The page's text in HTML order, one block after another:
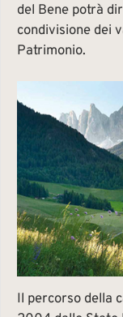
del Bene potrà
condivisione dei
Patrimonio.
Il percorso della